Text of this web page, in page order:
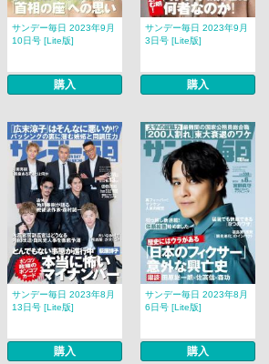
サンデー毎日 2023年9月
10日号 [Lite版]
購入
サンデー毎日 2023年9月
3日号 [Lite版]
購入
サンデー毎日 2023年8月
13日号 [Lite版]
購入
サンデー毎日 2023年8月
6日号 [Lite版]
購入